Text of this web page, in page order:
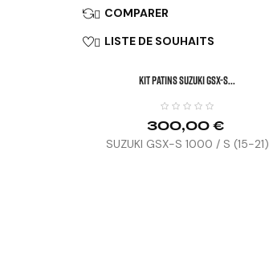
 COMPARER
 LISTE DE SOUHAITS
KIT PATINS SUZUKI GSX-S...
300,00 €
SUZUKI GSX-S 1000 / S (15-21)